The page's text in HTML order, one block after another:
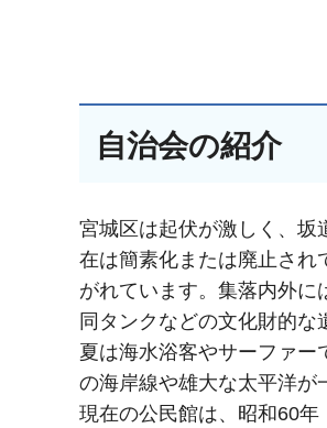
自治会の紹介
宮城区は起伏が激しく、坂
在は簡素化または廃止され
がれています。集落内外
同タンクなどの文化財的な
夏は海水浴客やサーファー
の海岸線や雄大な太平洋が
現在の公民館は、昭和60年